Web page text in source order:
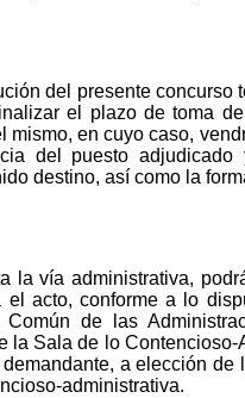
del presente
el plazo de toma
en cuyo caso,
del puesto
destino, así como la
la vía administrativa,
acto, conforme a lo
de las
la Sala de lo
a elección
administrativa.